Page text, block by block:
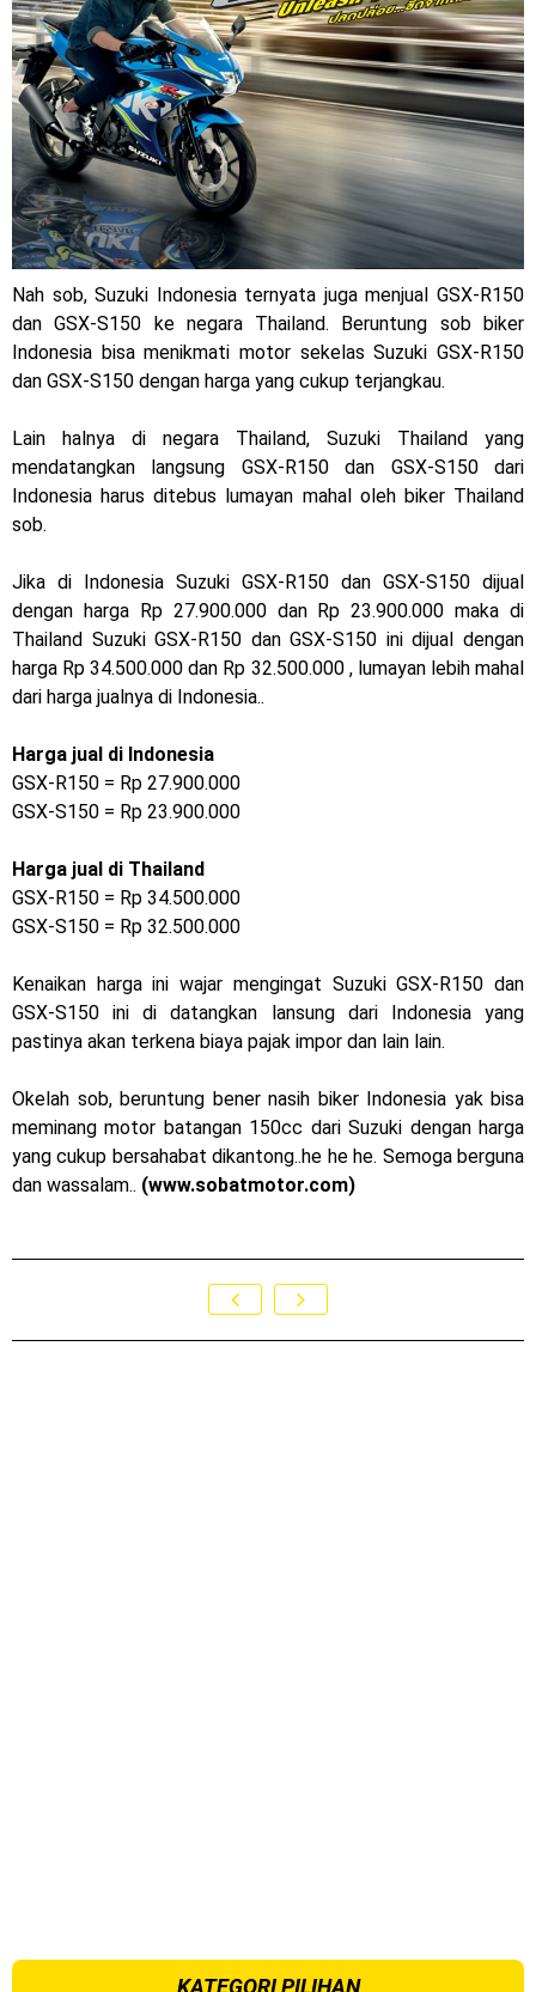
Jelajah Petualangan Tanpa Batas
Yamalube Power XP Matic resmi dirilis untuk skutik Blue
Core 125cc dengan mobilitas tinggi
Yamaha Indonesia Rilis Warna Baru Fazzio Hybrid yang lebih
Eye Catchy & Kece Abis
Sudah pakai diskbrake belakang ! Yamaha Indonesia Resmi
perkenalkan Aerox Alpha 155 Turbo !
Yamaha Nmax Turbo 155 sudah lahir, Aerox Turbo hanya
Honda Indonesia resmi jual New CBR 1000RR-R Fireblade
2025, harganya mantap !
motor listrik EM1 e
Yamaha Indonesia resmi luncurkan Nmax 155 Turbo
Sudah pakai winglet Karbon, Yamaha resmi merilis YZF-R1
dan YZF-R1M model 2025 !
Begini penampakan livery Kawasaki Ninja ZX-25RR KRT
Berkenalan dengan KTM 990 RC R, jagoan baru dari KTM !
Yamaha Rilis New R15M versi 2024, makin sangar !
Penampakan tim Red Bull KTM Factory Racing musim 2024 !
MotoGP : Francesco Bagnaia Juara Dunia MotoGP musim
Honda Rilis CBR1000RR-R 2023 Anniversary Edition !
MotoGP Amerika : Alex Rins berhasil juara pertama dan
Indahnya Sore di Kota Medan
Nah sob, Suzuki Indonesia ternyata juga menjual GSX-R150
dan GSX-S150 ke negara Thailand. Beruntung sob biker
Indonesia bisa menikmati motor sekelas Suzuki GSX-R150
dan GSX-S150 dengan harga yang cukup terjangkau.
Lain halnya di negara Thailand, Suzuki Thailand yang
mendatangkan langsung GSX-R150 dan GSX-S150 dari
Indonesia harus ditebus lumayan mahal oleh biker Thailand
sob.
Jika di Indonesia Suzuki GSX-R150 dan GSX-S150 dijual
dengan harga Rp 27.900.000 dan Rp 23.900.000 maka di
Thailand Suzuki GSX-R150 dan GSX-S150 ini dijual dengan
harga Rp 34.500.000 dan Rp 32.500.000 , lumayan lebih mahal
dari harga jualnya di Indonesia..
Harga jual di Indonesia
GSX-R150 = Rp 27.900.000
GSX-S150 = Rp 23.900.000
Harga jual di Thailand
GSX-R150 = Rp 34.500.000
GSX-S150 = Rp 32.500.000
Kenaikan harga ini wajar mengingat Suzuki GSX-R150 dan
GSX-S150 ini di datangkan lansung dari Indonesia yang
pastinya akan terkena biaya pajak impor dan lain lain.
Okelah sob, beruntung bener nasih biker Indonesia yak bisa
meminang motor batangan 150cc dari Suzuki dengan harga
yang cukup bersahabat dikantong..he he he. Semoga berguna
dan wassalam.. (www.sobatmotor.com)